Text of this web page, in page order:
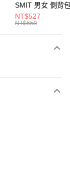
AFTEE先享後付」
可透過四大超商／
。
SMIT 男女 側背
BA5871010
NT$527
NT$650